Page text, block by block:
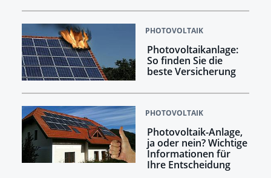
PHOTOVOLTAIK
Photovoltaikanlage:
So finden Sie die
beste Versicherung
PHOTOVOLTAIK
Photovoltaik-Anlage,
ja oder nein? Wichtige
Informationen für
Ihre Entscheidung